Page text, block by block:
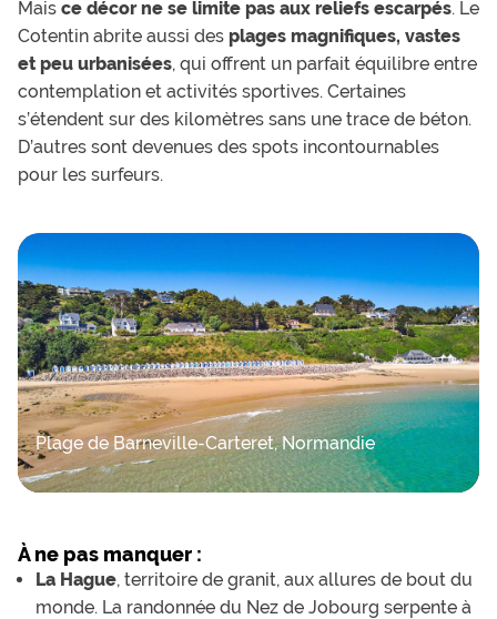
Mais ce décor ne se limite pas aux reliefs escarpés. Le
Cotentin abrite aussi des plages magnifiques, vastes
et peu urbanisées, qui offrent un parfait équilibre entre
contemplation et activités sportives. Certaines
s’étendent sur des kilomètres sans une trace de béton.
D’autres sont devenues des spots incontournables
pour les surfeurs.
Plage de Barneville-Carteret, Normandie
À ne pas manquer :
La Hague, territoire de granit, aux allures de bout du
monde. La randonnée du Nez de Jobourg serpente à